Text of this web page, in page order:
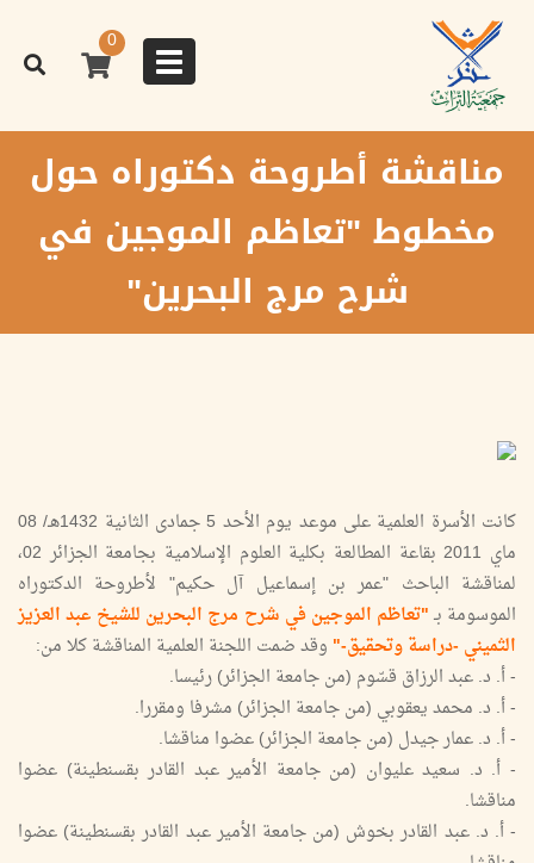
المحتوى
الرئيسي
Toggle
navigation
0
مناقشة أطروحة دكتوراه حول
مخطوط "تعاظم الموجين في
شرح مرج البحرين"
كانت الأسرة العلمية على موعد يوم الأحد 5 جمادى الثانية 1432هـ/ 08
ماي 2011 بقاعة المطالعة بكلية العلوم الإسلامية بجامعة الجزائر 02،
لمناقشة الباحث "عمر بن إسماعيل آل حكيم" لأطروحة الدكتوراه
الموسومة بـ"تعاظم الموجين في شرح مرج البحرين للشيخ عبد العزيز
الثميني -دراسة وتحقيق-" وقد ضمت اللجنة العلمية المناقشة كلا من:
- أ. د. عبد الرزاق قسّوم (من جامعة الجزائر) رئيسا.
- أ. د. محمد يعقوبي (من جامعة الجزائر) مشرفا ومقررا.
- أ. د. عمار جيدل (من جامعة الجزائر) عضوا مناقشا.
- أ. د. سعيد عليوان (من جامعة الأمير عبد القادر بقسنطينة) عضوا
مناقشا.
- أ. د. عبد القادر بخوش (من جامعة الأمير عبد القادر بقسنطينة) عضوا